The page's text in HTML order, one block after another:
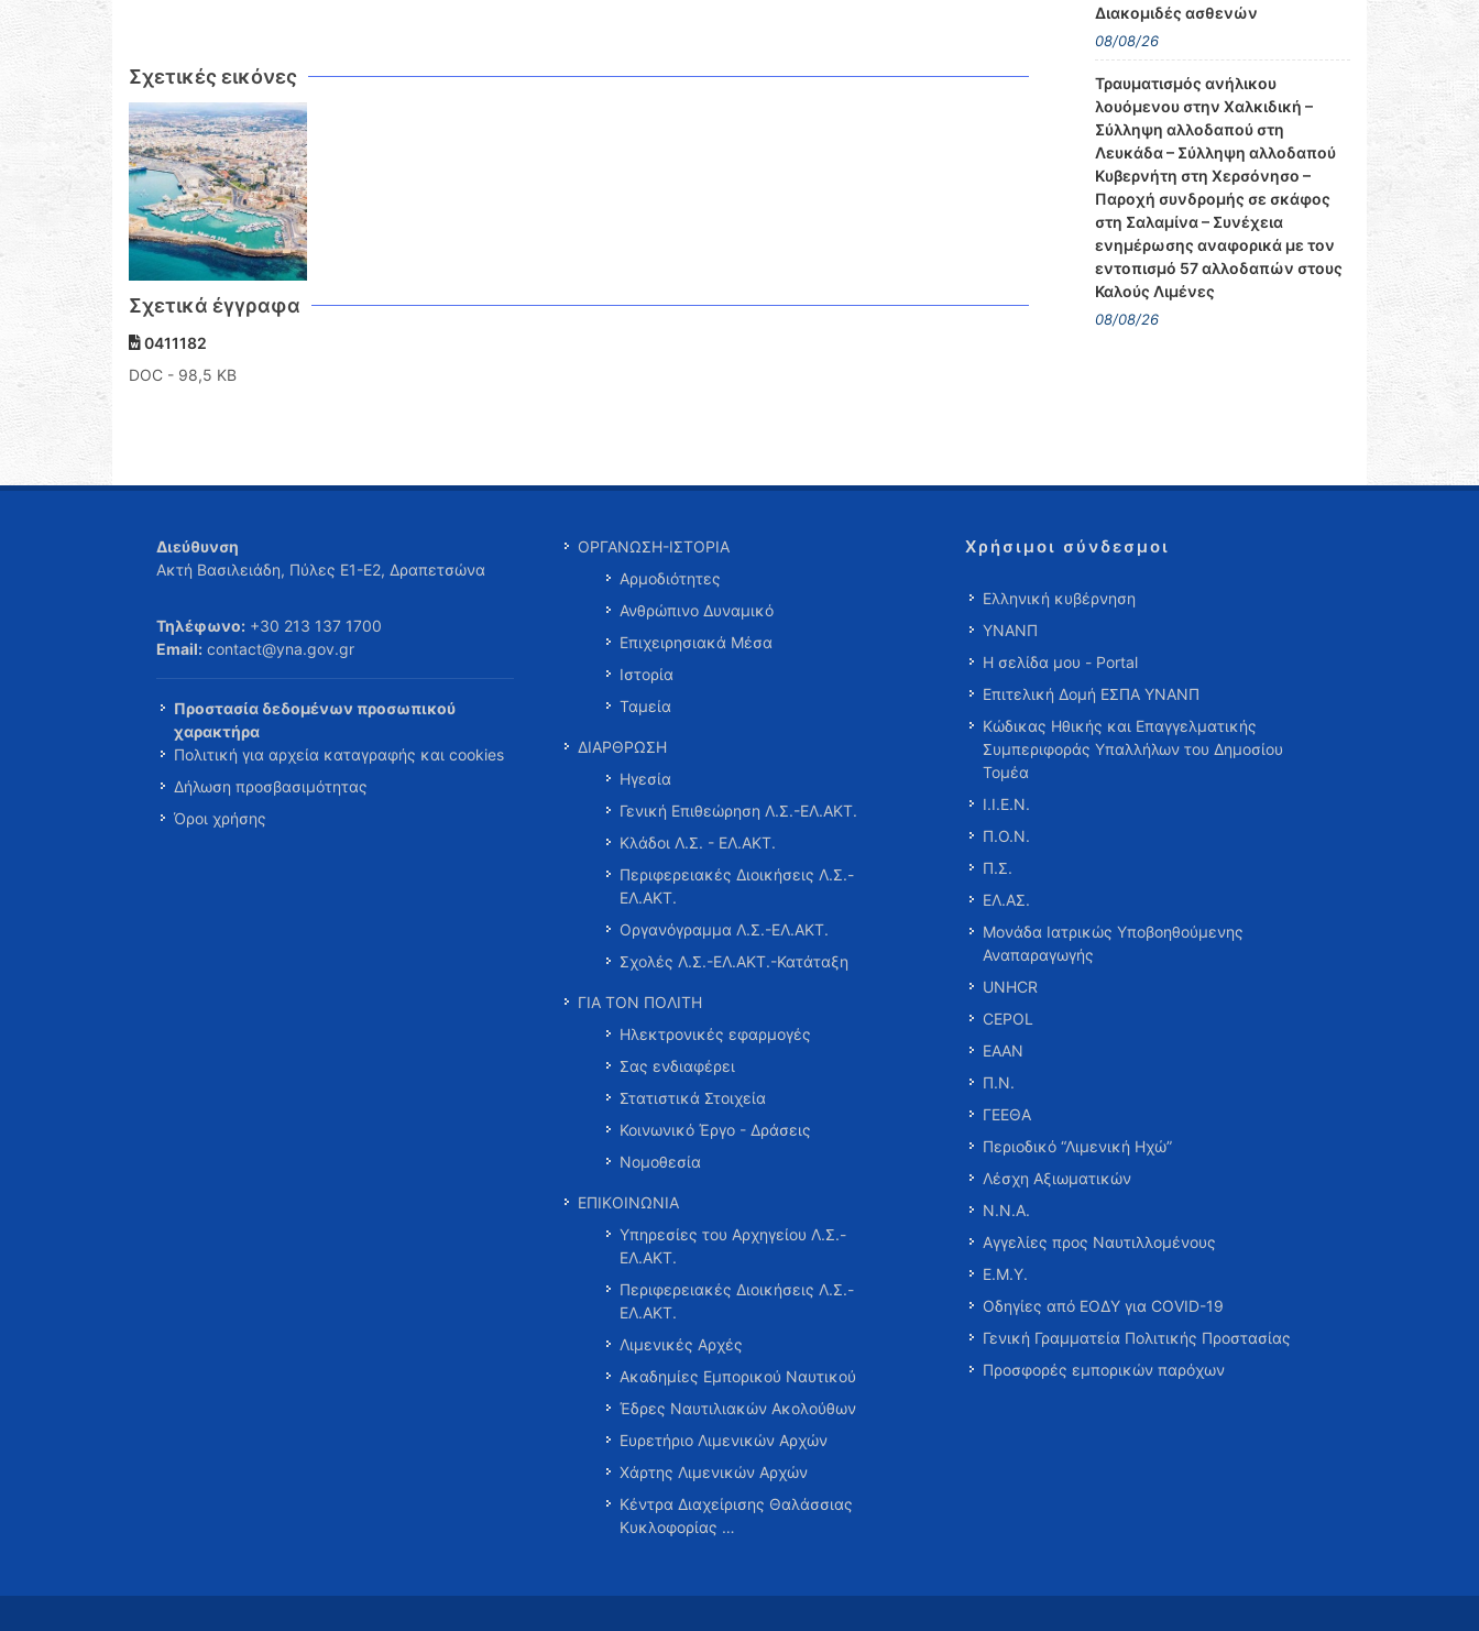
Σχετικές εικόνες
Σχετικά έγγραφα
0411182
DOC - 98,5 KB
Διακομιδές ασθενών
08/08/26
Τραυματισμός ανήλικου
λουόμενου στην Χαλκιδική –
Σύλληψη αλλοδαπού στη
Λευκάδα – Σύλληψη αλλοδαπού
Κυβερνήτη στη Χερσόνησο –
Παροχή συνδρομής σε σκάφος
στη Σαλαμίνα – Συνέχεια
ενημέρωσης αναφορικά με τον
εντοπισμό 57 αλλοδαπών στους
Καλούς Λιμένες
08/08/26
Διεύθυνση
Ακτή Βασιλειάδη, Πύλες Ε1-Ε2, Δραπετσώνα
Τηλέφωνο: +30 213 137 1700
Email: contact@yna.gov.gr
Προστασία δεδομένων προσωπικού
χαρακτήρα
Πολιτική για αρχεία καταγραφής και cookies
Δήλωση προσβασιμότητας
Όροι χρήσης
ΟΡΓΑΝΩΣΗ-ΙΣΤΟΡΙΑ
Αρμοδιότητες
Ανθρώπινο Δυναμικό
Επιχειρησιακά Μέσα
Ιστορία
Ταμεία
ΔΙΑΡΘΡΩΣΗ
Ηγεσία
Γενική Επιθεώρηση Λ.Σ.-ΕΛ.ΑΚΤ.
Κλάδοι Λ.Σ. - ΕΛ.ΑΚΤ.
Περιφερειακές Διοικήσεις Λ.Σ.-
ΕΛ.ΑΚΤ.
Οργανόγραμμα Λ.Σ.-ΕΛ.ΑΚΤ.
Σχολές Λ.Σ.-ΕΛ.ΑΚΤ.-Κατάταξη
ΓΙΑ ΤΟΝ ΠΟΛΙΤΗ
Ηλεκτρονικές εφαρμογές
Σας ενδιαφέρει
Στατιστικά Στοιχεία
Κοινωνικό Έργο - Δράσεις
Νομοθεσία
ΕΠΙΚΟΙΝΩΝΙΑ
Υπηρεσίες του Αρχηγείου Λ.Σ.-
ΕΛ.ΑΚΤ.
Περιφερειακές Διοικήσεις Λ.Σ.-
ΕΛ.ΑΚΤ.
Λιμενικές Αρχές
Ακαδημίες Εμπορικού Ναυτικού
Έδρες Ναυτιλιακών Ακολούθων
Ευρετήριο Λιμενικών Αρχών
Χάρτης Λιμενικών Αρχών
Κέντρα Διαχείρισης Θαλάσσιας
Κυκλοφορίας …
Χρήσιμοι σύνδεσμοι
Ελληνική κυβέρνηση
ΥΝΑΝΠ
Η σελίδα μου - Portal
Επιτελική Δομή ΕΣΠΑ ΥΝΑΝΠ
Κώδικας Ηθικής και Επαγγελματικής
Συμπεριφοράς Υπαλλήλων του Δημοσίου
Τομέα
Ι.Ι.Ε.Ν.
Π.Ο.Ν.
Π.Σ.
ΕΛ.ΑΣ.
Μονάδα Ιατρικώς Υποβοηθούμενης
Αναπαραγωγής
UNHCR
CEPOL
ΕΑΑΝ
Π.Ν.
ΓΕΕΘΑ
Περιοδικό “Λιμενική Ηχώ”
Λέσχη Αξιωματικών
Ν.Ν.Α.
Αγγελίες προς Ναυτιλλομένους
Ε.Μ.Υ.
Οδηγίες από ΕΟΔΥ για COVID-19
Γενική Γραμματεία Πολιτικής Προστασίας
Προσφορές εμπορικών παρόχων